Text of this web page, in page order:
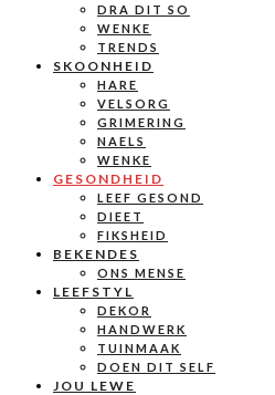
DRA DIT SO
WENKE
TRENDS
SKOONHEID
HARE
VELSORG
GRIMERING
NAELS
WENKE
GESONDHEID
LEEF GESOND
DIEET
FIKSHEID
BEKENDES
ONS MENSE
LEEFSTYL
DEKOR
HANDWERK
TUINMAAK
DOEN DIT SELF
JOU LEWE